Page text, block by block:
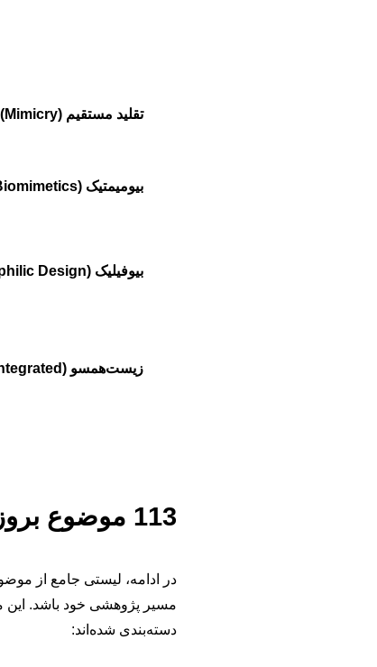
تقلید مستقیم (Mimicry)
بیومیمتیک (Biomimetics)
بیوفیلیک (Biophilic Design)
زیست‌همسو (Bio-integrated)
113 موضوع بروز و پیشنهادی برای پایان‌نامه معماری بیونیک
در ادامه، لیستی جامع از
مسیر پژوهشی خود باشد.
دسته‌بندی شده‌اند: